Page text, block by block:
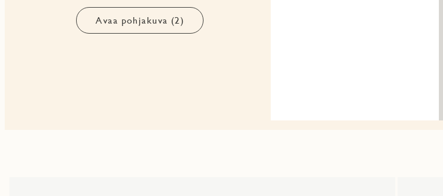
Avaa pohjakuva (2)